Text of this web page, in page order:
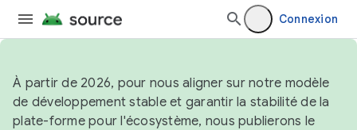
Connexion
À partir de 2026, pour nous aligner sur notre modèle
de développement stable et garantir la stabilité de la
plate-forme pour l'écosystème, nous publierons le